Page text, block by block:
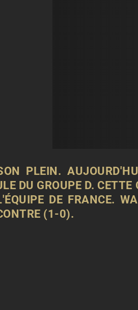
PLEIN.
DU GROUPE D. CETTE
DE FRANCE.
(1-0).